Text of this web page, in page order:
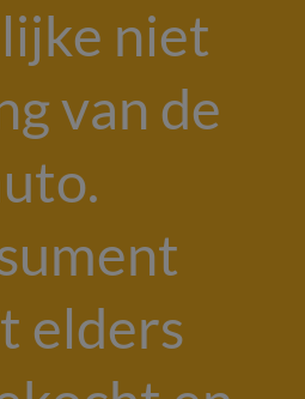
niet
van de
elders